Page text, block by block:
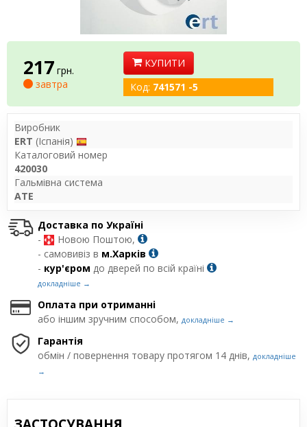
217 грн.
завтра
КУПИТИ
Код: 741571 -5
Виробник
ERT (Іспанія)
Каталоговий номер
420030
Гальмівна система
ATE
Доставка по Україні
-
Новою Поштою,
- самовивіз в м.Харків
- кур'єром до дверей по всій країні
докладніше →
Оплата при отриманні
або іншим зручним способом, докладніше →
Гарантія
обмін / повернення товару протягом 14 днів, докладніше
→